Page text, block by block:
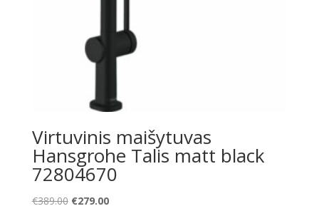
Virtuvinis maišytuvas
Hansgrohe Talis matt black
72804670
€389.00 Original
€279.00Current